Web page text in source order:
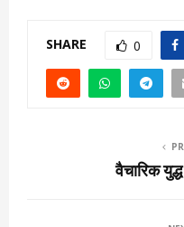
SHARE 0
वैचारिक